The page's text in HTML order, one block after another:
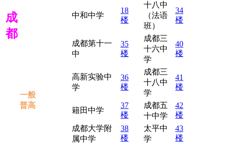
成
都
中和中学
18
楼
十八中
（法语
班）
34
楼
一般
普高
成都第十一
中
35
楼
成都三
十六中
学
40
楼
高新实验中
学
36
楼
成都三
十八中
学
41
楼
籍田中学
37
楼
成都五
十中学
42
楼
成都大学附
属中学
38
楼
太平中
学
43
楼